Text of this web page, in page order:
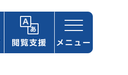
閲覧支援 メニュー